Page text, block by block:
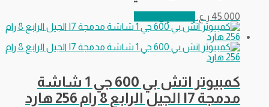
45.000 ر.ع.
كمبيوتر اتش بي 600 جي 1 شاشة
مدمجة I7 الجيل الرابع 8 رام 256 هارد